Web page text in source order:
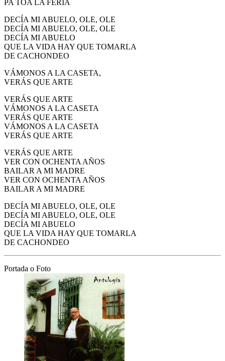
PA TOA LA FERIA
DECÍA MI ABUELO, OLE, OLE
DECÍA MI ABUELO, OLE, OLE
DECÍA MI ABUELO
QUE LA VIDA HAY QUE TOMARLA
DE CACHONDEO
VÁMONOS A LA CASETA,
VERÁS QUE ARTE
VERÁS QUE ARTE
VÁMONOS A LA CASETA
VERÁS QUE ARTE
VÁMONOS A LA CASETA
VERÁS QUE ARTE
VERÁS QUE ARTE
VER CON OCHENTA AÑOS
BAILAR A MI MADRE
VER CON OCHENTA AÑOS
BAILAR A MI MADRE
DECÍA MI ABUELO, OLE, OLE
DECÍA MI ABUELO, OLE, OLE
DECÍA MI ABUELO
QUE LA VIDA HAY QUE TOMARLA
DE CACHONDEO
Portada o Foto